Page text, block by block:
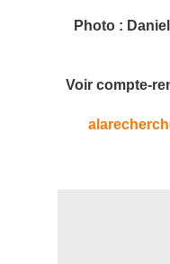
Photo :
Voir compte-